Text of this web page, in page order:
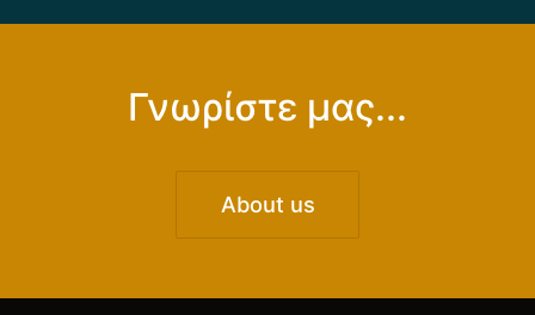
Γνωρίστε μας...
About us